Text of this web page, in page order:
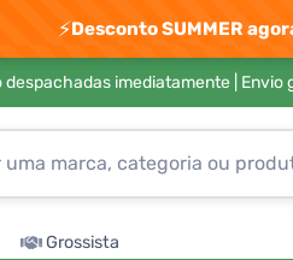
⚡Desconto SUMMER
imediatamente | Envio
Grossista